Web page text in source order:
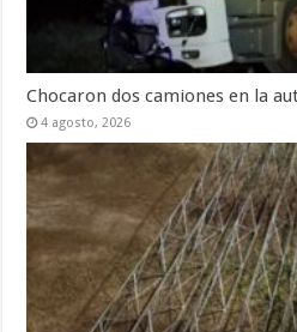
Chocaron dos camiones en la
4 agosto, 2026